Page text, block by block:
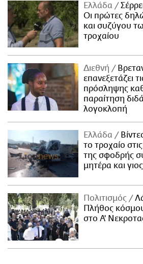
Ελλάδα
Οι πρώτες
και συζύγου
τροχαίου
Διεθνή
επανεξετάζει
πρόσληψης
παραίτηση
λογοκλοπή
Ελλάδα
το τροχαίο
της σφοδρής
μητέρα και γιος
Πολιτισμός
Πλήθος
στο Α'